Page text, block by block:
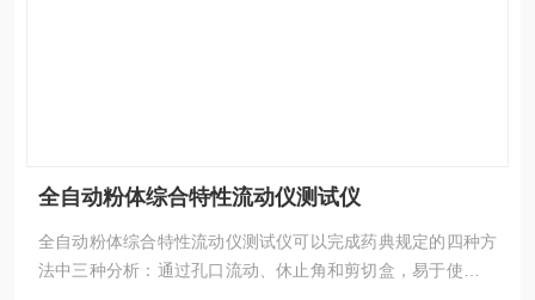
全自动粉体综合特性流动仪测试仪
全自动粉体综合特性流动仪测试仪可以完成药典规定的四种方
法中三种分析：通过孔口流动、休止角和剪切盒，易于使用、